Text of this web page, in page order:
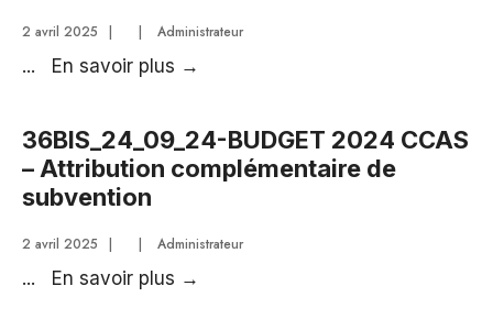
2 avril 2025 | | Administrateur
... En savoir plus →
–
Attribution
de
36BIS_24_09_24-BUDGET 2024 CCAS
– Attribution complémentaire de
subvention
2 avril 2025 | | Administrateur
... En savoir plus →